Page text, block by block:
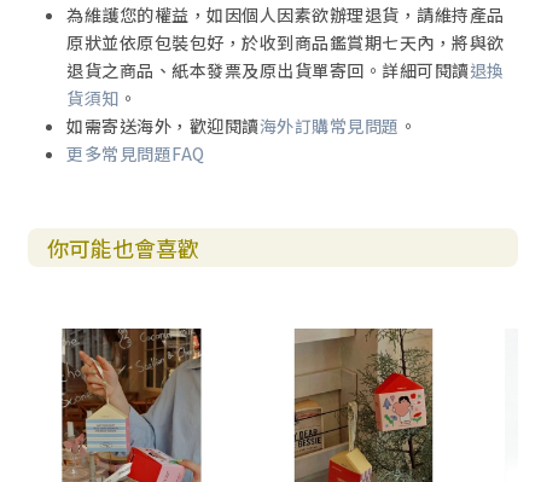
為維護您的權益，如因個人因素欲辦理退貨，請維持產品
原狀並依原包裝包好，於收到商品鑑賞期七天內，將與欲
退貨之商品、紙本發票及原出貨單寄回。詳細可閱讀退換
貨須知 。
如需寄送海外，歡迎閱讀海外訂購常見問題 。
更多常見問題FAQ
你可能也會喜歡